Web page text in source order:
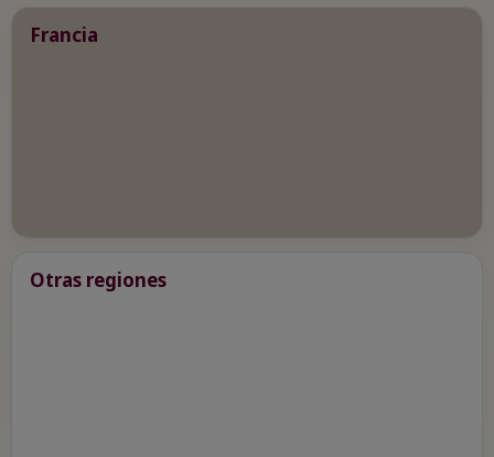
Francia
Otras regiones